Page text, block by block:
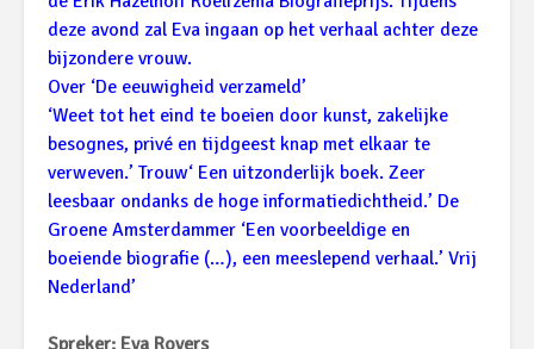
deze avond zal Eva ingaan op het verhaal achter deze
bijzondere vrouw.
Over ‘De eeuwigheid verzameld’
‘Weet tot het eind te boeien door kunst, zakelijke
besognes, privé en tijdgeest knap met elkaar te
verweven.’ Trouw‘ Een uitzonderlijk boek. Zeer
leesbaar ondanks de hoge informatiedichtheid.’ De
Groene Amsterdammer ‘Een voorbeeldige en
boeiende biografie (…), een meeslepend verhaal.’ Vrij
Nederland’
Spreker: Eva Rovers